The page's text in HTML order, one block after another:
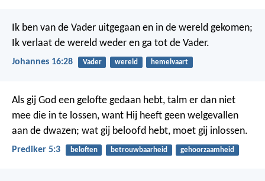
Ik ben van de Vader uitgegaan en in de wereld gekomen;
Ik verlaat de wereld weder en ga tot de Vader.
Johannes 16:28 Vader wereld hemelvaart
Als gij God een gelofte gedaan hebt, talm er dan niet
mee die in te lossen, want Hij heeft geen welgevallen
aan de dwazen; wat gij beloofd hebt, moet gij inlossen.
Prediker 5:3 beloften betrouwbaarheid gehoorzaamheid